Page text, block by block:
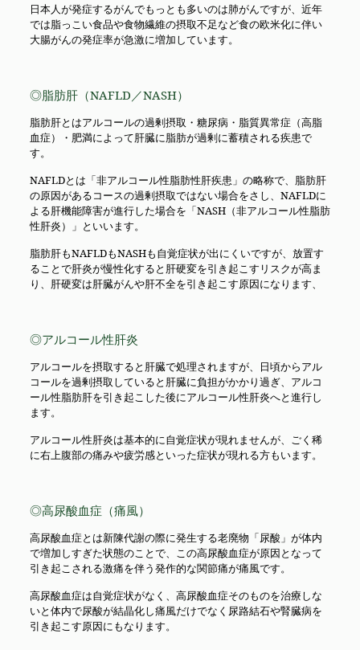
日本人が発症するがんでもっとも多いのは肺がんですが、近年
では脂っこい食品や食物繊維の摂取不足など食の欧米化に伴い
大腸がんの発症率が急激に増加しています。
◎脂肪肝（NAFLD／NASH）
脂肪肝とはアルコールの過剰摂取・糖尿病・脂質異常症（高脂
血症）・肥満によって肝臓に脂肪が過剰に蓄積される疾患で
す。
NAFLDとは「非アルコール性脂肪性肝疾患」の略称で、脂肪肝
の原因があるコースの過剰摂取ではない場合をさし、NAFLDに
よる肝機能障害が進行した場合を「NASH（非アルコール性脂肪
性肝炎）」といいます。
脂肪肝もNAFLDもNASHも自覚症状が出にくいですが、放置す
ることで肝炎が慢性化すると肝硬変を引き起こすリスクが高ま
り、肝硬変は肝臓がんや肝不全を引き起こす原因になります、
◎アルコール性肝炎
アルコールを摂取すると肝臓で処理されますが、日頃からアル
コールを過剰摂取していると肝臓に負担がかかり過ぎ、アルコ
ール性脂肪肝を引き起こした後にアルコール性肝炎へと進行し
ます。
アルコール性肝炎は基本的に自覚症状が現れませんが、ごく稀
に右上腹部の痛みや疲労感といった症状が現れる方もいます。
◎高尿酸血症（痛風）
高尿酸血症とは新陳代謝の際に発生する老廃物「尿酸」が体内
で増加しすぎた状態のことで、この高尿酸血症が原因となって
引き起こされる激痛を伴う発作的な関節痛が痛風です。
高尿酸血症は自覚症状がなく、高尿酸血症そのものを治療しな
いと体内で尿酸が結晶化し痛風だけでなく尿路結石や腎臓病を
引き起こす原因にもなります。